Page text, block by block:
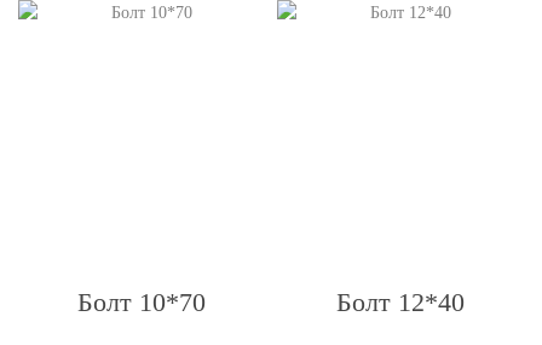
Болт 10*70
Болт 12*40